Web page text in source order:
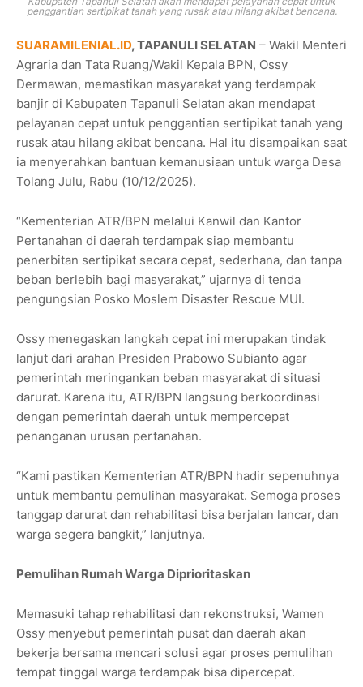
penggantian sertipikat tanah yang rusak atau hilang akibat bencana.
SUARAMILENIAL.ID, TAPANULI SELATAN – Wakil Menteri
Agraria dan Tata Ruang/Wakil Kepala BPN, Ossy
Dermawan, memastikan masyarakat yang terdampak
banjir di Kabupaten Tapanuli Selatan akan mendapat
pelayanan cepat untuk penggantian sertipikat tanah yang
rusak atau hilang akibat bencana. Hal itu disampaikan saat
ia menyerahkan bantuan kemanusiaan untuk warga Desa
Tolang Julu, Rabu (10/12/2025).
“Kementerian ATR/BPN melalui Kanwil dan Kantor
Pertanahan di daerah terdampak siap membantu
penerbitan sertipikat secara cepat, sederhana, dan tanpa
beban berlebih bagi masyarakat,” ujarnya di tenda
pengungsian Posko Moslem Disaster Rescue MUI.
Ossy menegaskan langkah cepat ini merupakan tindak
lanjut dari arahan Presiden Prabowo Subianto agar
pemerintah meringankan beban masyarakat di situasi
darurat. Karena itu, ATR/BPN langsung berkoordinasi
dengan pemerintah daerah untuk mempercepat
penanganan urusan pertanahan.
“Kami pastikan Kementerian ATR/BPN hadir sepenuhnya
untuk membantu pemulihan masyarakat. Semoga proses
tanggap darurat dan rehabilitasi bisa berjalan lancar, dan
warga segera bangkit,” lanjutnya.
Pemulihan Rumah Warga Diprioritaskan
Memasuki tahap rehabilitasi dan rekonstruksi, Wamen
Ossy menyebut pemerintah pusat dan daerah akan
bekerja bersama mencari solusi agar proses pemulihan
tempat tinggal warga terdampak bisa dipercepat.